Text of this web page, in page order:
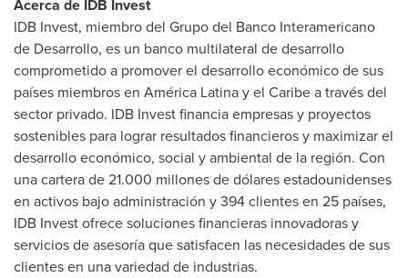
Acerca de IDB Invest
IDB Invest, miembro del Grupo del Banco Interamericano
de Desarrollo, es un banco multilateral de desarrollo
comprometido a promover el desarrollo económico de sus
países miembros en América Latina y el Caribe a través del
sector privado. IDB Invest financia empresas y proyectos
sostenibles para lograr resultados financieros y maximizar el
desarrollo económico, social y ambiental de la región. Con
una cartera de 21.000 millones de dólares estadounidenses
en activos bajo administración y 394 clientes en 25 países,
IDB Invest ofrece soluciones financieras innovadoras y
servicios de asesoría que satisfacen las necesidades de sus
clientes en una variedad de industrias.